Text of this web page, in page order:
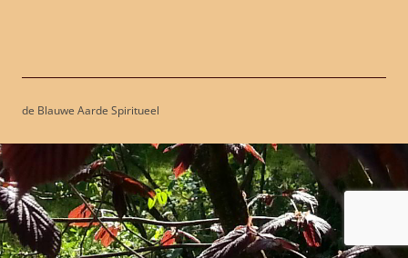
de Blauwe Aarde Spiritueel